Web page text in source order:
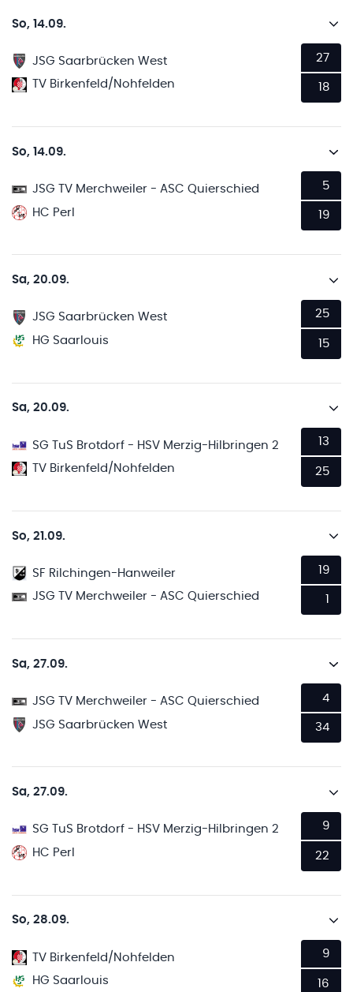
So, 14.09.
JSG Saarbrücken West
TV Birkenfeld/Nohfelden
27
18
So, 14.09.
JSG TV Merchweiler - ASC Quierschied
HC Perl
5
19
Sa, 20.09.
JSG Saarbrücken West
HG Saarlouis
25
15
Sa, 20.09.
SG TuS Brotdorf - HSV Merzig-Hilbringen 2
TV Birkenfeld/Nohfelden
13
25
So, 21.09.
SF Rilchingen-Hanweiler
JSG TV Merchweiler - ASC Quierschied
19
Sa, 27.09.
JSG TV Merchweiler - ASC Quierschied
JSG Saarbrücken West
4
34
Sa, 27.09.
SG TuS Brotdorf - HSV Merzig-Hilbringen 2
HC Perl
9
22
So, 28.09.
TV Birkenfeld/Nohfelden
HG Saarlouis
9
16